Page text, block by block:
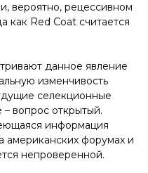
вероятно, рецессивном
как Red Coat считается
данное явление
изменчивость
селекционные
вопрос открытый.
информация
американских форумах и
непроверенной.